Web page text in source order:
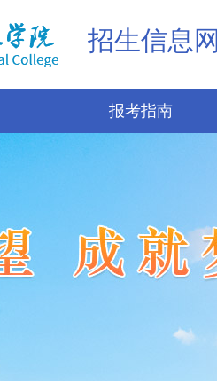
招生信息网
报考指南
考试答疑
招生动态